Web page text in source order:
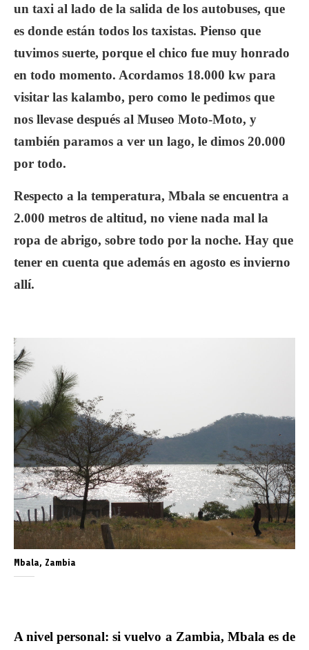
un taxi al lado de la salida de los autobuses, que
es donde están todos los taxistas. Pienso que
tuvimos suerte, porque el chico fue muy honrado
en todo momento. Acordamos 18.000 kw para
visitar las kalambo, pero como le pedimos que
nos llevase después al Museo Moto-Moto, y
también paramos a ver un lago, le dimos 20.000
por todo.
Respecto a la temperatura, Mbala se encuentra a
2.000 metros de altitud, no viene nada mal la
ropa de abrigo, sobre todo por la noche. Hay que
tener en cuenta que además en agosto es invierno
allí.
Mbala, Zambia
A nivel personal: si vuelvo a Zambia, Mbala es de